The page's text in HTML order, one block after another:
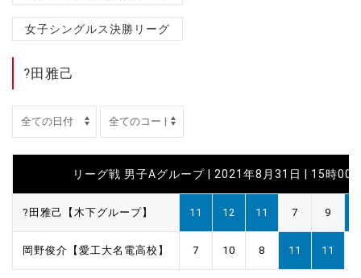
女子シングルス決勝リーグ
?田雅己
リーグ戦 男子Aグループ | 2021年8月31日 | 15時00
?田雅己【木下グループ】 11 12 11 7 9
岡野俊介【愛工大名電高校】 7 10 8 11 11